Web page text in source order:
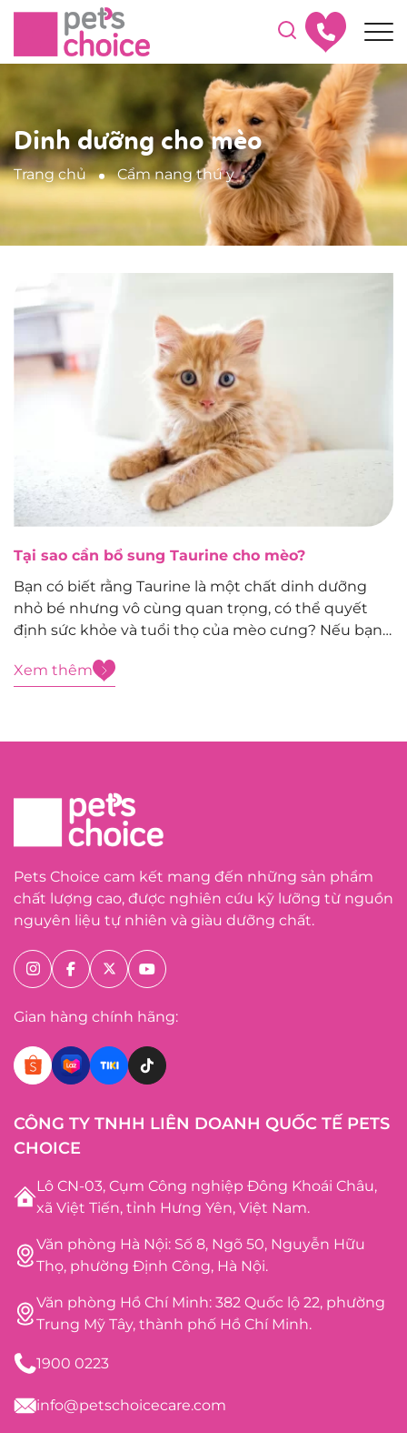
Dinh dưỡng cho mèo
Trang chủ Cẩm nang thú y
Tại sao cần bổ sung Taurine cho mèo?
Bạn có biết rằng Taurine là một chất dinh dưỡng
nhỏ bé nhưng vô cùng quan trọng, có thể quyết
định sức khỏe và tuổi thọ của mèo cưng? Nếu bạn
cần bổ sung Taurine cho mèo, bài viết...
Xem thêm
Pets Choice cam kết mang đến những sản phẩm
chất lượng cao, được nghiên cứu kỹ lưỡng từ nguồn
nguyên liệu tự nhiên và giàu dưỡng chất.
Gian hàng chính hãng:
CÔNG TY TNHH LIÊN DOANH QUỐC TẾ PETS
CHOICE
Lô CN-03, Cụm Công nghiệp Đông Khoái Châu,
xã Việt Tiến, tỉnh Hưng Yên, Việt Nam.
Văn phòng Hà Nội: Số 8, Ngõ 50, Nguyễn Hữu
Thọ, phường Định Công, Hà Nội.
Văn phòng Hồ Chí Minh: 382 Quốc lộ 22, phường
Trung Mỹ Tây, thành phố Hồ Chí Minh.
1900 0223
info@petschoicecare.com